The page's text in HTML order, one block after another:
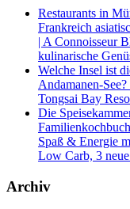
Restaurants in
Frankreich
| A Connoisseur
kulinarische
Welche Insel ist
Andamanen-
Tongsai Bay
Die
Spaß & Energie
Low Carb, 3
Archiv